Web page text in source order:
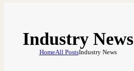
Industry News
HomeAll PostsIndustry News